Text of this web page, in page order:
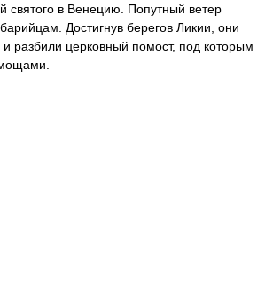
святого в Венецию. Попутный ветер
Достигнув берегов Ликии, они
и разбили церковный помост, под которым